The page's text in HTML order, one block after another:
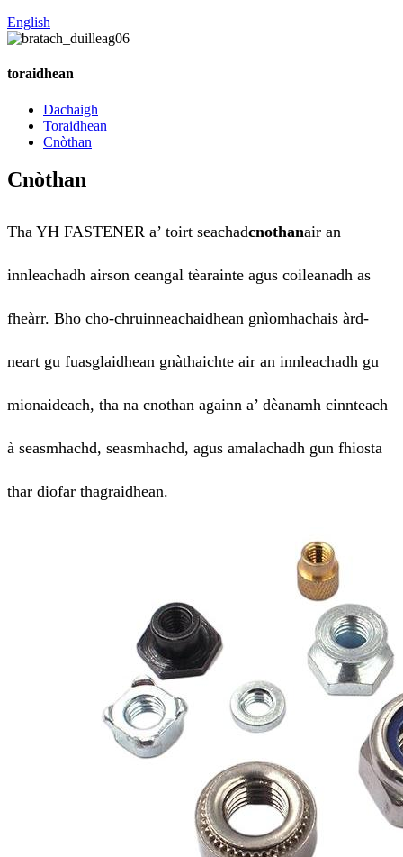
English
toraidhean
Dachaigh
Toraidhean
Cnòthan
Cnòthan
Tha YH FASTENER a’ toirt seachadcnothanair an
innleachadh airson ceangal tèarainte agus coileanadh as
fheàrr. Bho cho-chruinneachaidhean gnìomhachais àrd-
neart gu fuasglaidhean gnàthaichte air an innleachadh gu
mionaideach, tha na cnothan againn a’ dèanamh cinnteach
à seasmhachd, seasmhachd, agus amalachadh gun fhiosta
thar diofar thagraidhean.